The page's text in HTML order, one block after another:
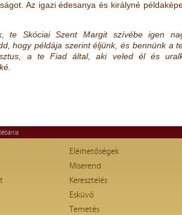
Az igazi édesanya és királyné
te Skóciai Szent Margit szívébe igen
hogy példája szerint éljünk, és bennünk a
a te Fiad által, aki veled él és
Elérhetőségek
Miserend
Keresztelés
Esküvő
Temetés